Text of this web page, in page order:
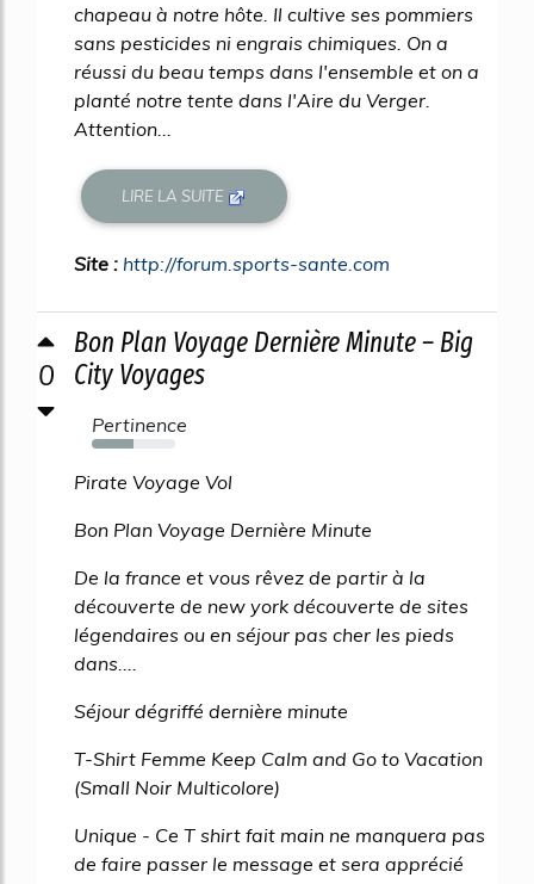
chapeau à notre hôte. Il cultive ses pommiers
sans pesticides ni engrais chimiques. On a
réussi du beau temps dans l'ensemble et on a
planté notre tente dans l'Aire du Verger.
Attention...
LIRE LA SUITE
Site : http://forum.sports-sante.com
0
Bon Plan Voyage Dernière Minute – Big
City Voyages
Pertinence
50%
Pirate Voyage Vol
Bon Plan Voyage Dernière Minute
De la france et vous rêvez de partir à la
découverte de new york découverte de sites
légendaires ou en séjour pas cher les pieds
dans....
Séjour dégriffé dernière minute
T-Shirt Femme Keep Calm and Go to Vacation
(Small Noir Multicolore)
Unique - Ce T shirt fait main ne manquera pas
de faire passer le message et sera apprécié